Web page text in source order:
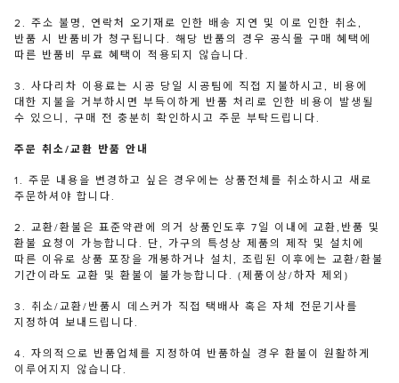
2. 주소 불명, 연락처 오기재로 인한 배송 지연 및 이로 인한 취소,
반품 시 반품비가 청구됩니다. 해당 반품의 경우 공식몰 구매 혜택에
따른 반품비 무료 혜택이 적용되지 않습니다.
3. 사다리차 이용료는 시공 당일 시공팀에 직접 지불하시고, 비용에
대한 지불을 거부하시면 부득이하게 반품 처리로 인한 비용이 발생될
수 있으니, 구매 전 충분히 확인하시고 주문 부탁드립니다.
주문 취소/교환 반품 안내
1. 주문 내용을 변경하고 싶은 경우에는 상품전체를 취소하시고 새로
주문하셔야 합니다.
2. 교환/환불은 표준약관에 의거 상품인도후 7일 이내에 교환,반품 및
환불 요청이 가능합니다. 단, 가구의 특성상 제품의 제작 및 설치에
따른 이유로 상품 포장을 개봉하거나 설치, 조립된 이후에는 교환/환불
기간이라도 교환 및 환불이 불가능합니다. (제품이상/하자 제외)
3. 취소/교환/반품시 데스커가 직접 택배사 혹은 자체 전문기사를
지정하여 보내드립니다.
4. 자의적으로 반품업체를 지정하여 반품하실 경우 환불이 원활하게
이루어지지 않습니다.